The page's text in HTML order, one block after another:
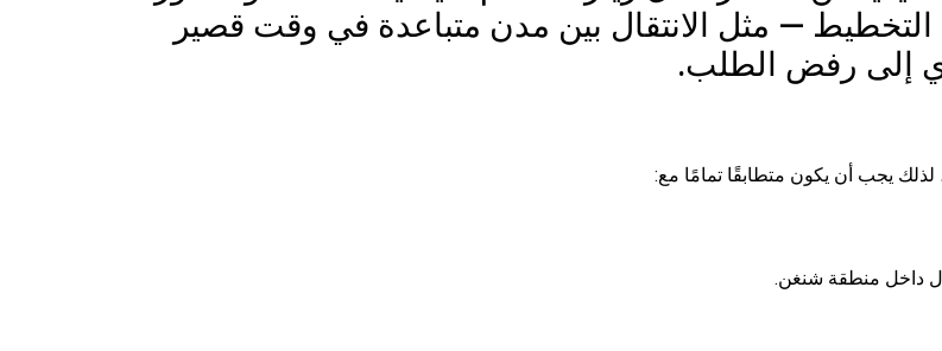
التخطيط — مثل الانتقال بين مدن متباعدة في وقت قصير
إلى رفض الطلب.
لذلك يجب أن يكون متطابقًا تمامًا مع:
داخل منطقة شنغن.